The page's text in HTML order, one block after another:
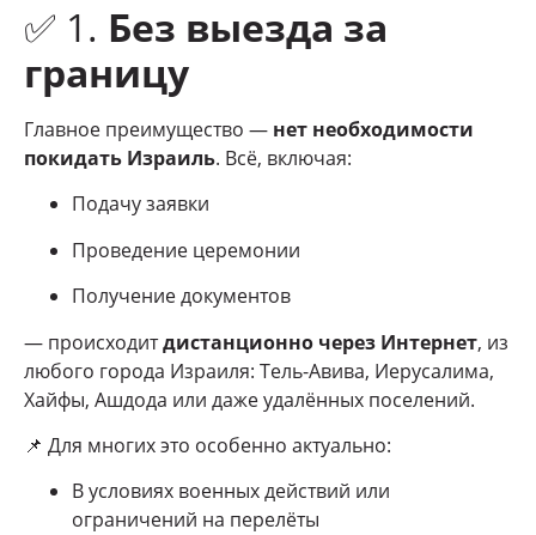
✅ 1. Без выезда за
границу
Главное преимущество — нет необходимости
покидать Израиль. Всё, включая:
Подачу заявки
Проведение церемонии
Получение документов
— происходитдистанционно через Интернет, из
любого города Израиля: Тель-Авива, Иерусалима,
Хайфы, Ашдода или даже удалённых поселений.
📌 Для многих это особенно актуально:
В условиях военных действий или
ограничений на перелёты